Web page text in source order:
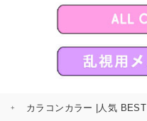
カラコンカラー |人気 BEST